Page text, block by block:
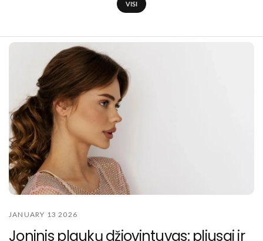
VISI
JANUARY 13 2026
Joninis plaukų džiovintuvas: pliusai ir